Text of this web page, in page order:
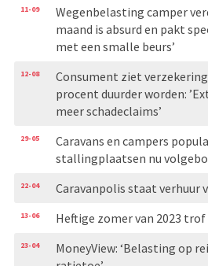
11-09
Wegenbelasting camper
maand is absurd en pakt
met een smalle beurs’
12-08
Consument ziet
procent duurder worden:
meer schadeclaims’
29-05
Caravans en campers
stallingplaatsen nu
22-04 Caravanpolis staat verhuur
13-06 Heftige zomer van 2023
23-04
MoneyView: ‘Belasting op